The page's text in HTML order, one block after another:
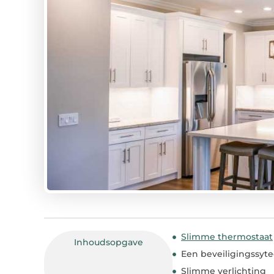
Inhoudsopgave
Slimme thermostaat
Een
Slimme verlichting